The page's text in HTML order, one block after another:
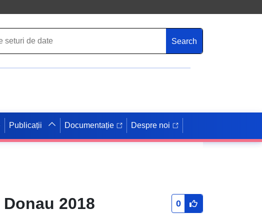
Search
Publicații Documentație Despre noi
2018
0